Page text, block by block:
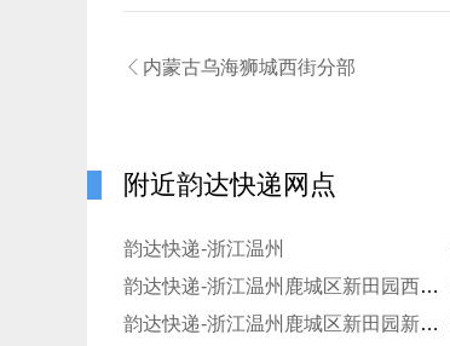
 内蒙古乌海狮城西街分部
附近韵达快递网点
韵达快递-浙江温州
韵达快递-浙江温州鹿城区新田园西片分部
韵达快递-浙江温州鹿城区新田园新田原七都分部